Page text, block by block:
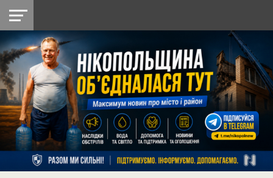
НІКОПОЛЬ
РАЙОН
СІЧЕСЛАВСЬКА
УКРАЇНА
РЕТРО
НІКОПОЛЬ
ЛАЙТ
УКРАЇНА
ДОПОМОГА
РАДІО